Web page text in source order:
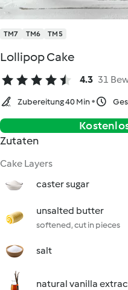
TM7 TM6 TM5
Lollipop Cake
4.3 31
Zubereitung 40 Min
Zutaten
Cake Layers
caster sugar
unsalted butter
softened, cut in pieces
salt
natural vanilla